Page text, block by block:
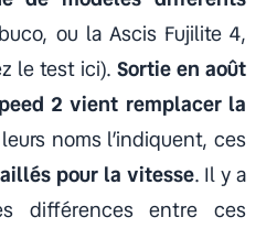
ou la Ascis Fujilite 4,
le test ici). Sortie en août
2 vient remplacer la
noms l’indiquent, ces
pour la vitesse. Il y a
différences entre ces